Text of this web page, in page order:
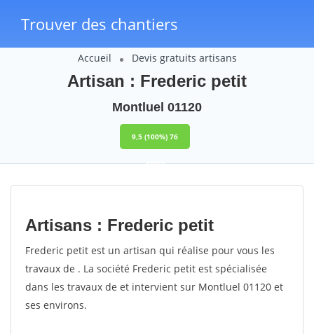
Trouver des chantiers
Accueil Devis gratuits artisans
Artisan : Frederic petit
Montluel 01120
9,5 (100%) 76
votes
Artisans : Frederic petit
Frederic petit est un artisan qui réalise pour vous les
travaux de . La société Frederic petit est spécialisée
dans les travaux de et intervient sur Montluel 01120 et
ses environs.